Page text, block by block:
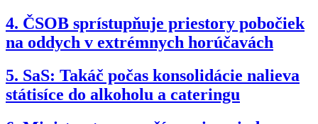
4. ČSOB sprístupňuje priestory pobočiek
na oddych v extrémnych horúčavách
5. SaS: Takáč počas konsolidácie nalieva
státisíce do alkoholu a cateringu